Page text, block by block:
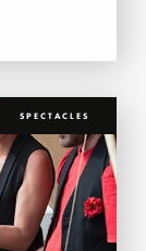
SPECTACLES